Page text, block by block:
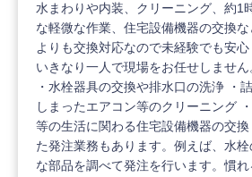
水まわりや内装、クリーニング、約1
な軽微な作業、住宅設備機器の交換
よりも交換対応なので未経験でも安心
いきなり一人で現場をお任せしませ
・水栓器具の交換や排水口の洗浄 ・
しまったエアコン等のクリーニング
等の生活に関わる住宅設備機器の交
た発注業務もあります。例えば、水
な部品を調べて発注を行います。慣